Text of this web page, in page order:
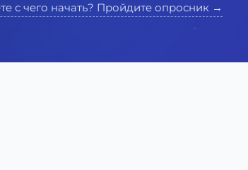
с чего начать? Пройдите опросник →